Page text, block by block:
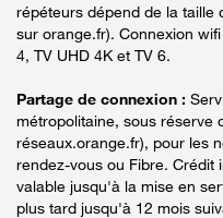
répéteurs dépend de la taille
sur orange.fr). Connexion
4, TV UHD 4K et TV 6.
Partage de connexion :
métropolitaine, sous réserve
réseaux.orange.fr), pour les
rendez-vous ou Fibre. Crédit
valable jusqu'à la mise en
plus tard jusqu'à 12 mois